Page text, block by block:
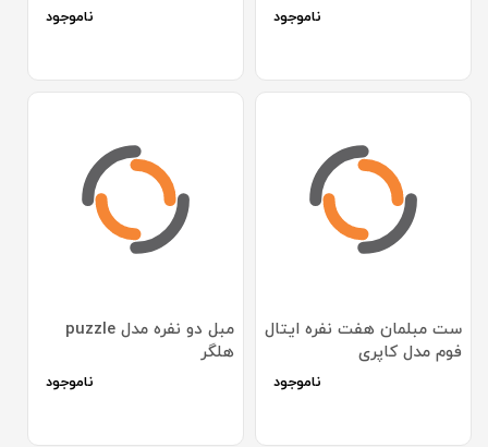
ناموجود ناموجود
ست مبلمان هفت نفره ایتال
فوم مدل کاپری
ناموجود
مبل دو نفره مدل puzzle
هلگر
ناموجود